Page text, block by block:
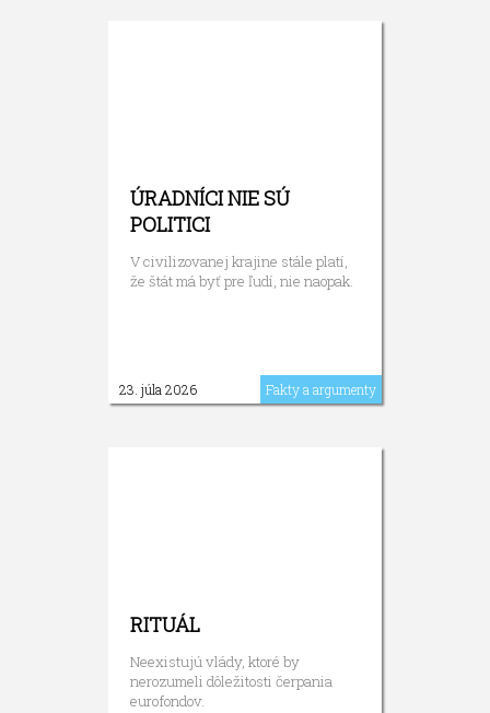
ÚRADNÍCI NIE SÚ
POLITICI
V civilizovanej krajine stále platí,
že štát má byť pre ľudí, nie naopak.
23. júla 2026 Fakty a argumenty
RITUÁL
Neexistujú vlády, ktoré by
nerozumeli dôležitosti čerpania
eurofondov.